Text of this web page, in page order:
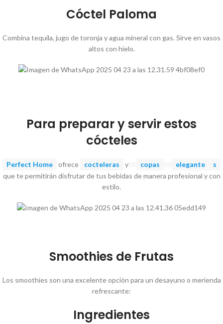
Cóctel Paloma
Combina tequila, jugo de toronja y agua mineral con gas. Sirve en vasos
altos con hielo.
Para preparar y servir estos
cócteles
Perfect Home ofrece cocteleras y copas elegante
s
que te permitirán disfrutar de tus bebidas de manera profesional y con
estilo.
Smoothies de Frutas
Los smoothies son una excelente opción para un desayuno o merienda
refrescante:
Ingredientes